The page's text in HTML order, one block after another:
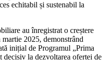
echitabil și sustenabil la
au înregistrat o creștere
2025, demonstrând
inițial de Programul „Prima
decisiv la dezvoltarea ofertei de